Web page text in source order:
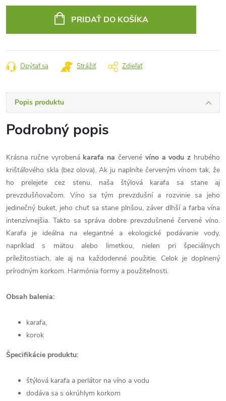
PRIDAŤ DO KOŠÍKA
Opýtať sa Strážiť Zdieľať
Popis produktu
Podrobný popis
Krásna ručne vyrobená karafa na červené víno a vodu z hrubého
krištáľového skla (bez olova).Ak ju naplníte červeným vínom tak, že
ho prelejete cez stenu, naša štýlová karafa sa stane aj
prevzdušňovačom. Víno sa tým prevzdušní a rozvinie sa jeho
jedinečný buket, jeho chuť sa stane plnšou, záver dlhší a farba vína
intenzívnejšia. Takto sa správa dobre prevzdušnené červené víno.
Karafa je ideálna na elegantné a ekologické podávanie vody,
napríklad s mätou alebo limetkou, nielen pri špeciálnych
príležitostiach, ale aj na každodenné použitie. Celok je doplnený
prírodným korkom. Harmónia formy a použiteľnosti.
Obsah balenia:
karafa,
korok
Špecifikácie produktu:
štýlová karafa a perlátor na víno a vodu
dodáva sa s okrúhlym korkom